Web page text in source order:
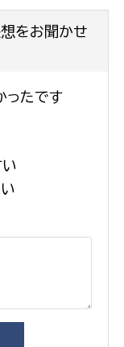
をお聞かせ
ったです
い